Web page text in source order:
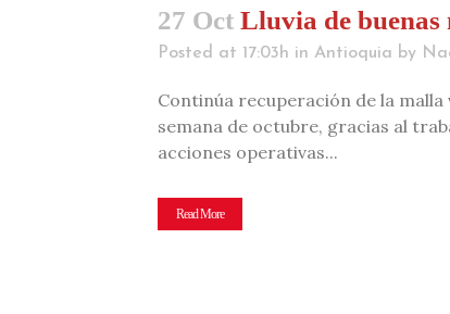
27 Oct Lluvia de buenas
Posted at 17:03h in Antioquia by
Continúa recuperación de la
semana de octubre, gracias al
acciones operativas...
Read More